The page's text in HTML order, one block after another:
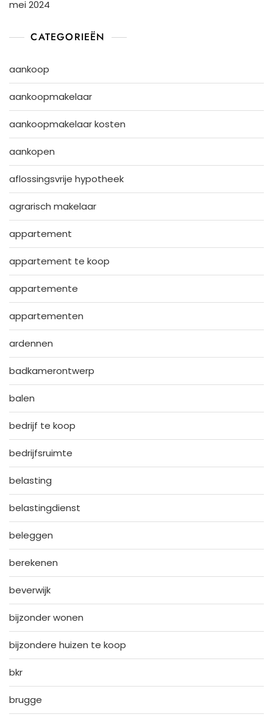
mei 2024
CATEGORIEËN
aankoop
aankoopmakelaar
aankoopmakelaar kosten
aankopen
aflossingsvrije hypotheek
agrarisch makelaar
appartement
appartement te koop
appartemente
appartementen
ardennen
badkamerontwerp
balen
bedrijf te koop
bedrijfsruimte
belasting
belastingdienst
beleggen
berekenen
beverwijk
bijzonder wonen
bijzondere huizen te koop
bkr
brugge